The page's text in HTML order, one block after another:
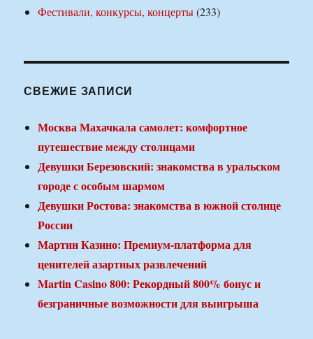
Фестивали, конкурсы, концерты(233)
СВЕЖИЕ ЗАПИСИ
Москва Махачкала самолет: комфортное
путешествие между столицами
Девушки Березовский: знакомства в уральском
городе с особым шармом
Девушки Ростова: знакомства в южной столице
России
Мартин Казино: Премиум-платформа для
ценителей азартных развлечений
Martin Casino 800: Рекордный 800% бонус и
безграничные возможности для выигрыша